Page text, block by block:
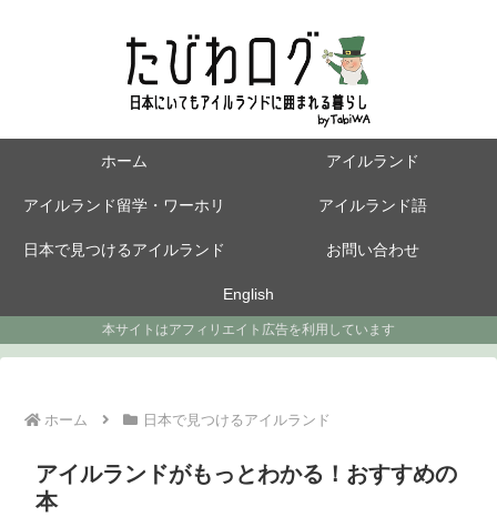
ホーム アイルランド
アイルランド留学・ワーホリ アイルランド語
日本で見つけるアイルランド お問い合わせ
English
本サイトはアフィリエイト広告を利用しています
ホーム 日本で見つけるアイルランド
アイルランドがもっとわかる！おすすめの
本